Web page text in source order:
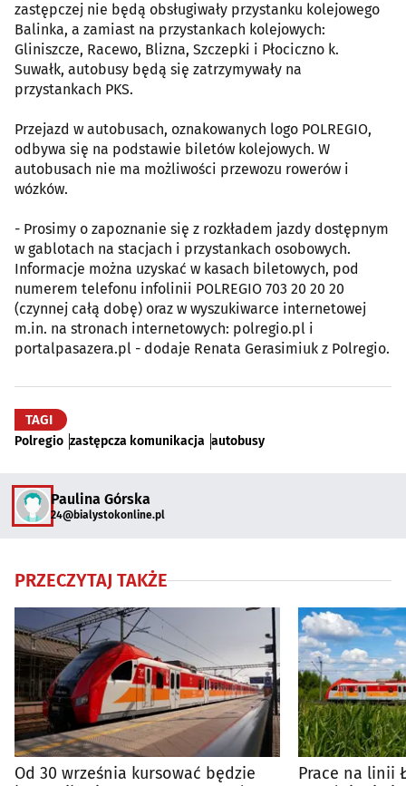
zastępczej nie będą obsługiwały przystanku kolejowego
Balinka, a zamiast na przystankach kolejowych:
Gliniszcze, Racewo, Blizna, Szczepki i Płociczno k.
Suwałk, autobusy będą się zatrzymywały na
przystankach PKS.
Przejazd w autobusach, oznakowanych logo POLREGIO,
odbywa się na podstawie biletów kolejowych. W
autobusach nie ma możliwości przewozu rowerów i
wózków.
- Prosimy o zapoznanie się z rozkładem jazdy dostępnym
w gablotach na stacjach i przystankach osobowych.
Informacje można uzyskać w kasach biletowych, pod
numerem telefonu infolinii POLREGIO 703 20 20 20
(czynnej całą dobę) oraz w wyszukiwarce internetowej
m.in. na stronach internetowych: polregio.pl i
portalpasazera.pl - dodaje Renata Gerasimiuk z Polregio.
TAGI
Polregio zastępcza komunikacja autobusy
Paulina Górska
24@bialystokonline.pl
PRZECZYTAJ TAKŻE
Od 30 września kursować będzie
Prace na linii